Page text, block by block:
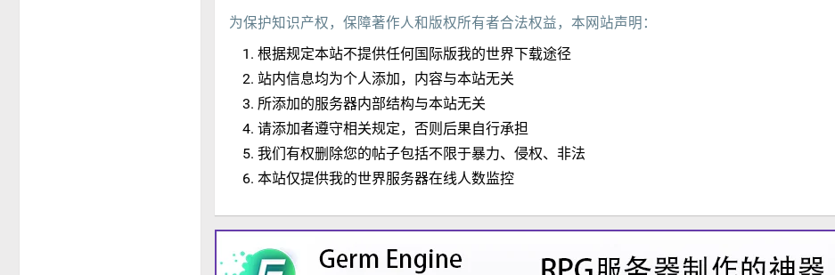
为保护知识产权，保障著作人和版权所有者合法权益，本网站声明：
根据规定本站不提供任何国际版我的世界下载途径
站内信息均为个人添加，内容与本站无关
所添加的服务器内部结构与本站无关
请添加者遵守相关规定，否则后果自行承担
我们有权删除您的帖子包括不限于暴力、侵权、非法
本站仅提供我的世界服务器在线人数监控